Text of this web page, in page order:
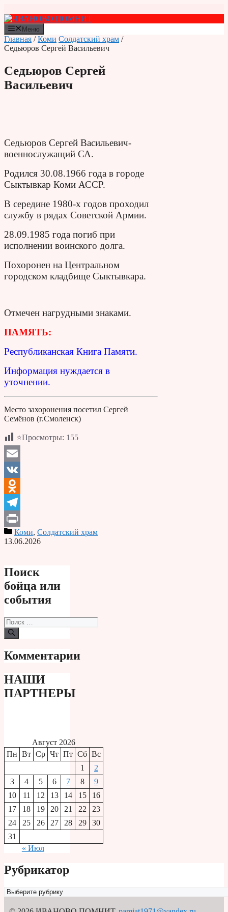
к
содержимому
Меню
Главная /Коми Солдатский храм /
Седьюров Сергей Васильевич
Седьюров Сергей
Васильевич
Седьюров Сергей Васильевич-
военнослужащий СА.
Родился 30.08.1966 года в городе
Сыктывкар Коми АССР.
В середине 1980-х годов проходил
службу в рядах Советской Армии.
28.09.1985 года погиб при
исполнении воинского долга.
Похоронен на Центральном
городском кладбище Сыктывкара.
Отмечен нагрудными знаками.
ПАМЯТЬ:
Республиканская Книга Памяти.
Информация нуждается в
уточнении.
Место захоронения посетил Сергей
Семёнов (г.Смоленск)
⭐Просмотры: 155
Email
VK
Odnoklassniki
Telegram
PrintКоми, Солдатский храм
13.06.2026
Поиск
бойца или
события
Поиск:
Комментарии
НАШИ
ПАРТНЕРЫ
Август 2026
Пн Вт Ср Чт Пт Сб Вс
1
2
3
4 5 6 7 8
9
10
11 12 13 14 15
16
17
18 19 20 21 22
23
24
25 26 27 28 29
30
31
« Июл
Рубрикатор
Рубрикатор